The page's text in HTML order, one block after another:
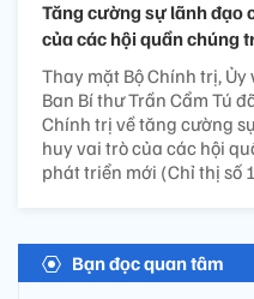
Tăng cường sự lãnh đạo
của các hội quần chúng
Thay mặt Bộ Chính trị,
Ban Bí thư Trần Cẩm Tú
Chính trị về tăng cường
huy vai trò của các hội
phát triển mới (Chỉ thị số
Bạn đọc quan tâm